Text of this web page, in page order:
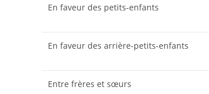
En faveur des petits-enfants
En faveur des arrière-petits-enfants
Entre frères et sœurs